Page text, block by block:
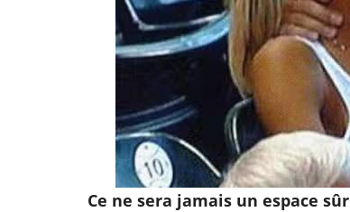
Ce ne sera jamais un espace sûr